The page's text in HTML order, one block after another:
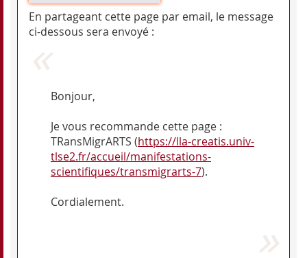
En partageant cette page par email, le message
ci-dessous sera envoyé :
Bonjour,
Je vous recommande cette page :
TRansMigrARTS (https://lla-creatis.univ-
tlse2.fr/accueil/manifestations-
scientifiques/transmigrarts-7).
Cordialement.